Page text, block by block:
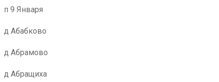
п 9 Января
д Абабково
д Абрамово
д Абращиха